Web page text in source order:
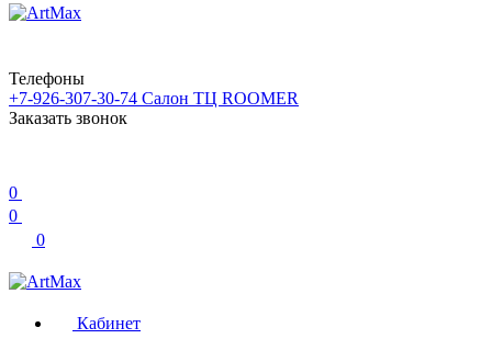
Телефоны
+7-926-307-30-74 Салон ТЦ ROOMER
Заказать звонок
0
0
0
Кабинет